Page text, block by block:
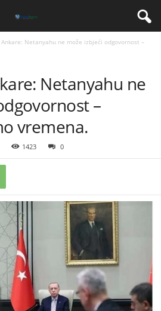
Netanyahu ne može izbjeći odgovornost –
Netanyahu ne
–
vremena.
1423 0